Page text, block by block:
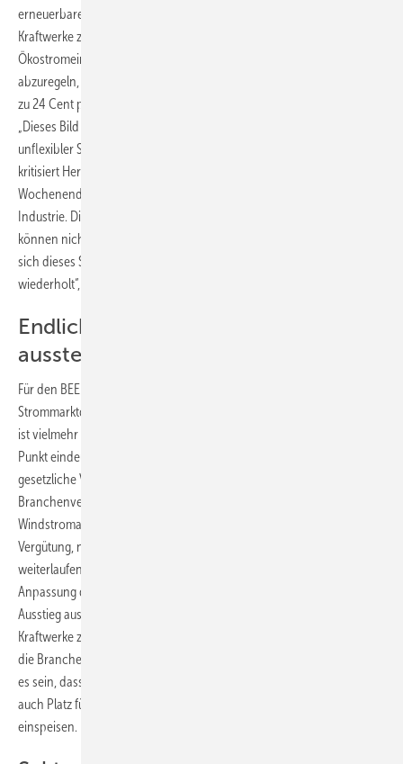
erneuerbarer Energiewirtschaft auch für die Betreiber konventioneller
Kraftwerke zunehmend ein Problem. Statt sich auf die
Ökostromeinspeisung einzustellen und die Kraftwerke entsprechend
abzuregeln, zahlen die Betreiber der Braunkohlekraftwerke lieber bis
zu 24 Cent pro Kilowattstunde, um ihren Strom ins Netz zu entsorgen.
„Dieses Bild wiederholt sich jedes Frühjahr um Pfingsten, wenn
unflexibler Strom aus Braunkohlemeilern die Netze verstopfen“,
kritisiert Hermann Falk, Geschäftsführer des BEE. „An den
Wochenenden oder an Feiertagen fehlt der Stromverbrauch aus der
Industrie. Die Kraftwerke laufen nur mit minimaler Besetzung und
können nicht ausreichend herunterfahren. Es steht zu erwarten, dass
sich dieses Szenario am kommenden Pfingstwochenende
wiederholt“, warnt er.
Endlich aus der Braunkohle
aussteigen
Für den BEE ist das aber nicht nur ein Problem des
Strommarktdesigns, das nicht an die Energiewende angepasst ist. Es
ist vielmehr ein klarer Rechtsverstoßt. Denn das EEG ist in diesem
Punkt eindeutig: Die Erneuerbaren haben Vorrang im Netz. Dieser
gesetzliche Vorrang müsse auch umgesetzt werden, verlangen die
Branchenvertreter vom BEE. Statt dessen werden Solar- und
Windstromanlagen abgeregelt und die Betreiber bekommen keine
Vergütung, nur damit die konventionellen Kraftwerke ungebremst
weiterlaufen können. Der BEE verlangt deshalb neben einer
Anpassung des Strommarktdesigns vor allem einen schnellen
Ausstieg aus der Braunkohle. Dabei sollen die unflexibelsten
Kraftwerke zuerst vom Netz genommen werden. Außerdem verlangen
die Branchenvertreter die Umstellung der KWK-Förderung. Ziel muss
es sein, dass nur noch flexible KWK-Anlagen am Netz bleiben, die
auch Platz für Ökostrom im Netz schaffen können, wenn diese
einspeisen.